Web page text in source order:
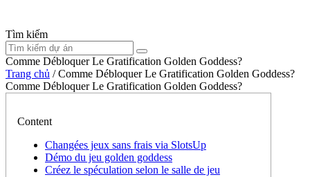
Tìm kiếm
Comme Débloquer Le Gratification Golden Goddess?
Trang chủ /Comme Débloquer Le Gratification Golden Goddess?
Comme Débloquer Le Gratification Golden Goddess?
Content
Changées jeux sans frais via SlotsUp
Démo du jeu golden goddess
Créez le spéculation selon le salle de jeu